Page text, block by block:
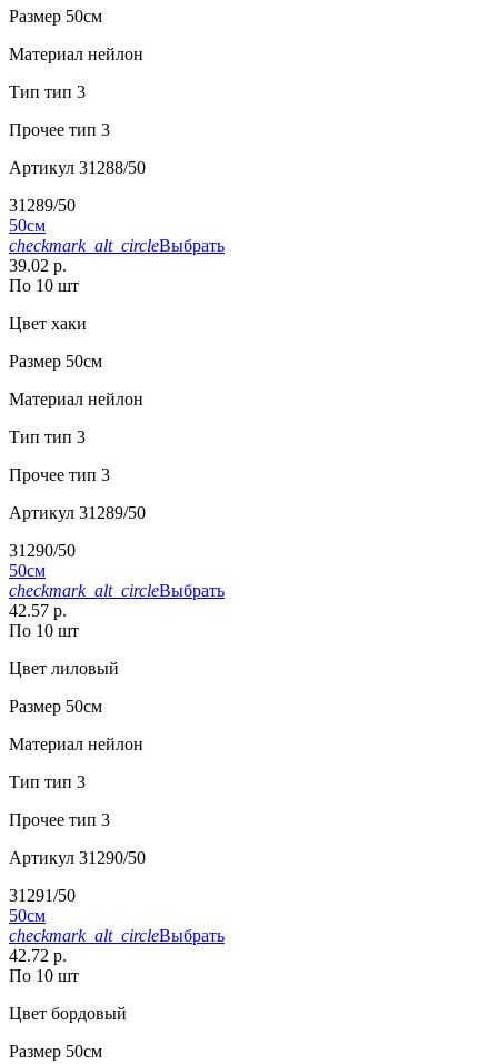
Размер 50см
Материал нейлон
Тип тип 3
Прочее тип 3
Артикул 31288/50
31289/50
50см
checkmark_alt_circleВыбрать
39.02 р.
По 10 шт
Цвет хаки
Размер 50см
Материал нейлон
Тип тип 3
Прочее тип 3
Артикул 31289/50
31290/50
50см
checkmark_alt_circleВыбрать
42.57 р.
По 10 шт
Цвет лиловый
Размер 50см
Материал нейлон
Тип тип 3
Прочее тип 3
Артикул 31290/50
31291/50
50см
checkmark_alt_circleВыбрать
42.72 р.
По 10 шт
Цвет бордовый
Размер 50см